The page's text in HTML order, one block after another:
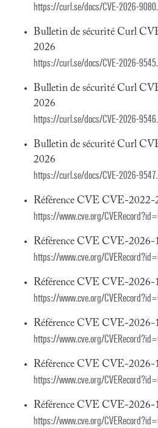
https://curl.se/docs/CVE-2026-
Bulletin de sécurité Curl
2026
https://curl.se/docs/CVE-2026-
Bulletin de sécurité Curl
2026
https://curl.se/docs/CVE-2026-
Bulletin de sécurité Curl
2026
https://curl.se/docs/CVE-2026-
Référence CVE CVE-2022-
https://www.cve.org/
Référence CVE CVE-2026-
https://www.cve.org/
Référence CVE CVE-2026-
https://www.cve.org/
Référence CVE CVE-2026-
https://www.cve.org/
Référence CVE CVE-2026-
https://www.cve.org/
Référence CVE CVE-2026-
https://www.cve.org/